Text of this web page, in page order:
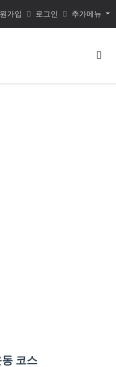
가입 로그인 추가메뉴
검
코스